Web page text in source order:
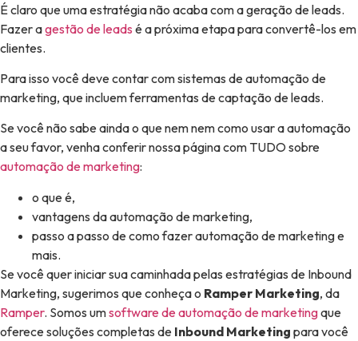
É claro que uma estratégia não acaba com a geração de leads.
Fazer agestão de leads é a próxima etapa para convertê-los em
clientes.
Para isso você deve contar com sistemas de automação de
marketing, que incluem ferramentas de captação de leads.
Se você não sabe ainda o que nem nem como usar a automação
a seu favor, venha conferir nossa página com TUDO sobre
automação de marketing:
o que é,
vantagens da automação de marketing,
passo a passo de como fazer automação de marketing e
mais.
Se você quer iniciar sua caminhada pelas estratégias de Inbound
Marketing, sugerimos que conheça o Ramper Marketing, da
Ramper. Somos umsoftware de automação de marketingque
oferece soluções completas de Inbound Marketing para você